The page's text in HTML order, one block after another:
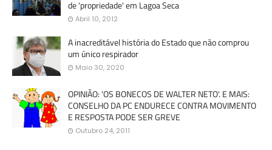
de 'propriedade' em Lagoa Seca
Abril 10, 2012
A inacreditável história do Estado que não comprou
um único respirador
Maio 30, 2020
OPINIÃO: 'OS BONECOS DE WALTER NETO'. E MAIS:
CONSELHO DA PC ENDURECE CONTRA MOVIMENTO
E RESPOSTA PODE SER GREVE
Outubro 24, 2011